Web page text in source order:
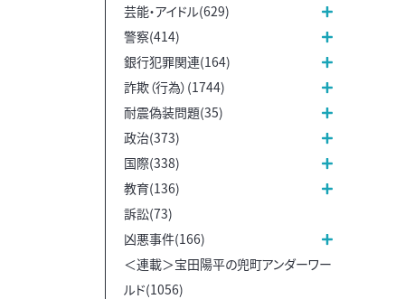
芸能・アイドル(629)
警察(414)
銀行犯罪関連(164)
詐欺（行為）(1744)
耐震偽装問題(35)
政治(373)
国際(338)
教育(136)
訴訟(73)
凶悪事件(166)
＜連載＞宝田陽平の兜町アンダーワー
ルド(1056)